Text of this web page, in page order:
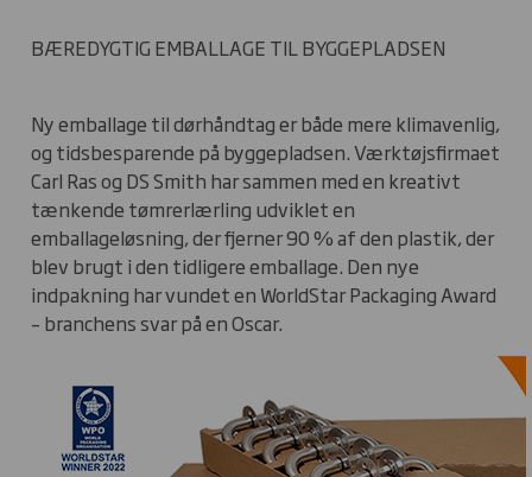
BÆREDYGTIG EMBALLAGE TIL BYGGEPLADSEN
Ny emballage til dørhåndtag er både mere klimavenlig,
og tidsbesparende på byggepladsen. Værktøjsfirmaet
Carl Ras og DS Smith har sammen med en kreativt
tænkende tømrerlærling udviklet en
emballageløsning, der fjerner 90 % af den plastik, der
blev brugt i den tidligere emballage. Den nye
indpakning har vundet en WorldStar Packaging Award
– branchens svar på en Oscar.